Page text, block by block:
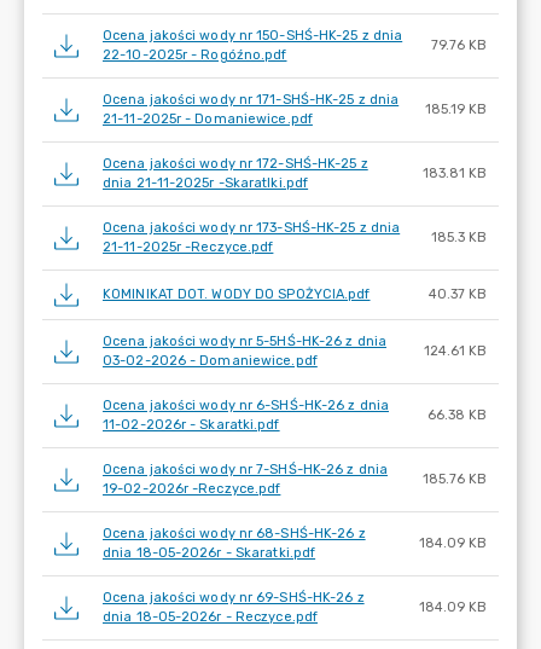
Ocena jakości wody nr 150-SHŚ-HK-25 z dnia
22-10-2025r - Rogóźno.pdf
79.76 KB
Ocena jakości wody nr 171-SHŚ-HK-25 z dnia
21-11-2025r - Domaniewice.pdf
185.19 KB
Ocena jakości wody nr 172-SHŚ-HK-25 z
dnia 21-11-2025r -Skaratlki.pdf
183.81 KB
Ocena jakości wody nr 173-SHŚ-HK-25 z dnia
21-11-2025r -Reczyce.pdf
185.3 KB
KOMINIKAT DOT. WODY DO SPOŻYCIA.pdf 40.37 KB
Ocena jakości wody nr 5-5HŚ-HK-26 z dnia
03-02-2026 - Domaniewice.pdf
124.61 KB
Ocena jakości wody nr 6-SHŚ-HK-26 z dnia
11-02-2026r - Skaratki.pdf
66.38 KB
Ocena jakości wody nr 7-SHŚ-HK-26 z dnia
19-02-2026r -Reczyce.pdf
185.76 KB
Ocena jakości wody nr 68-SHŚ-HK-26 z
dnia 18-05-2026r - Skaratki.pdf
184.09 KB
Ocena jakości wody nr 69-SHŚ-HK-26 z
dnia 18-05-2026r - Reczyce.pdf
184.09 KB